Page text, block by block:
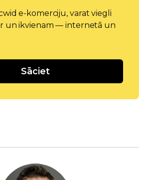
e-komerciju, varat viegli
un ikvienam — internetā un
Sāciet